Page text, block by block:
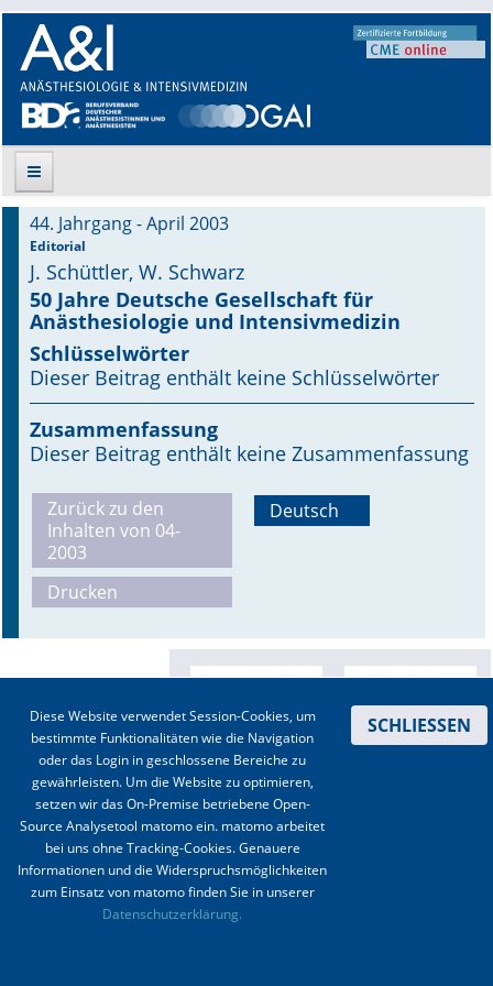
Suche
Aktuelle Ausgabe
Leitlinien
Archiv
Supplements
Supplements OrphanAnesthesia
Online First
A&I English
Mediadaten
Autoren-Service
Bestell-Service
Stellenmarkt
Kongresskalender
44. Jahrgang - April 2003
Editorial
J. Schüttler, W. Schwarz
50 Jahre Deutsche Gesellschaft für
Anästhesiologie und Intensivmedizin
Schlüsselwörter
Dieser Beitrag enthält keine Schlüsselwörter
Zusammenfassung
Dieser Beitrag enthält keine Zusammenfassung
Zurück zu den
Inhalten von 04-
2003
Drucken
Deutsch
Kontakt | Impressum | Datenschutz | Haftungsausschluss
Diese Website verwendet Session-Cookies, um
bestimmte Funktionalitäten wie die Navigation
oder das Login in geschlossene Bereiche zu
gewährleisten. Um die Website zu optimieren,
setzen wir das On-Premise betriebene Open-
Source Analysetool matomo ein. matomo arbeitet
bei uns ohne Tracking-Cookies. Genauere
Informationen und die Widerspruchsmöglichkeiten
zum Einsatz von matomo finden Sie in unserer
Datenschutzerklärung.
SCHLIESSEN